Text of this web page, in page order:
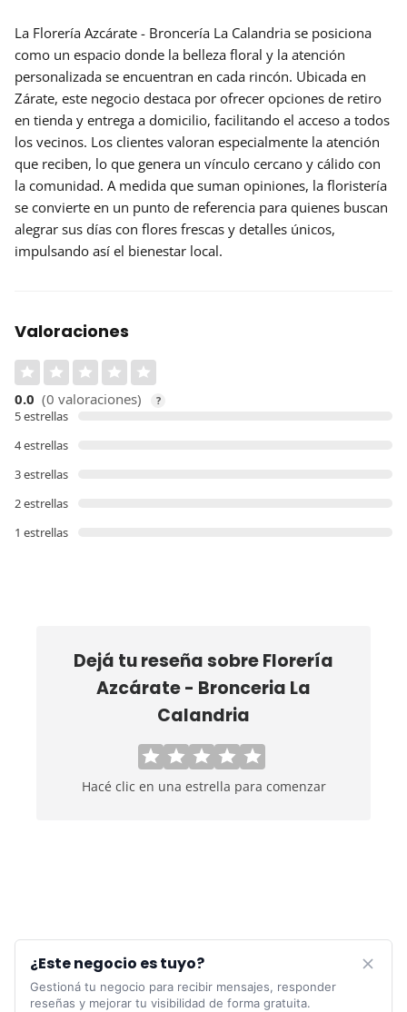
La Florería Azcárate - Broncería La Calandria se posiciona
como un espacio donde la belleza floral y la atención
personalizada se encuentran en cada rincón. Ubicada en
Zárate, este negocio destaca por ofrecer opciones de retiro
en tienda y entrega a domicilio, facilitando el acceso a todos
los vecinos. Los clientes valoran especialmente la atención
que reciben, lo que genera un vínculo cercano y cálido con
la comunidad. A medida que suman opiniones, la floristería
se convierte en un punto de referencia para quienes buscan
alegrar sus días con flores frescas y detalles únicos,
impulsando así el bienestar local.
Valoraciones
0.0 (0 valoraciones) ?
5 estrellas
4 estrellas
3 estrellas
2 estrellas
1 estrellas
Dejá tu reseña sobreFlorería
Azcárate - Bronceria La
Calandria
Hacé clic en una estrella para comenzar
¿Este negocio es tuyo?
Gestioná tu negocio para recibir mensajes, responder
reseñas y mejorar tu visibilidad de forma gratuita.